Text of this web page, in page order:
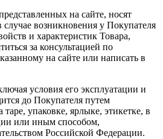
на сайте, носят
возникновения у Покупателя
и характеристик Товара,
за консультацией по
на сайте или написать в
условия его эксплуатации и
до Покупателя путем
упаковке, ярлыке, этикетке, в
или иным способом,
Российской Федерации.